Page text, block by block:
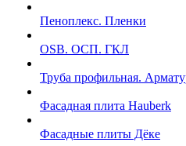
Пеноплекс. Пленки
OSB. ОСП. ГКЛ
Труба профильная.
Фасадная плита Hauberk
Фасадные плиты Дёке